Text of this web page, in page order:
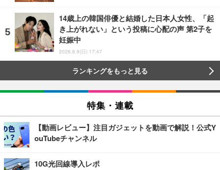
14歳上の韓国俳優と結婚した日本人女性、「起
き上がれない」という投稿に心配の声 第2子を
妊娠中
2026.8.9(日) 17:47
ランキングをもっと見る
特集・連載
【動画レビュー】注目ガジェットを動画で解説！公式Y
ouTubeチャンネル
10G光回線導入レポ